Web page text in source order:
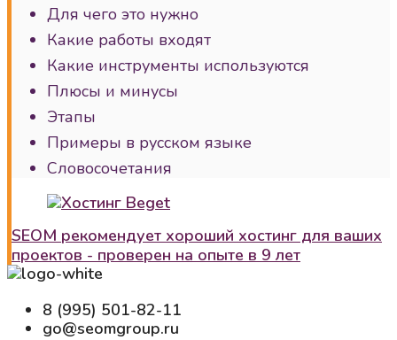
Для чего это нужно
Какие работы входят
Какие инструменты используются
Плюсы и минусы
Этапы
Примеры в русском языке
Словосочетания
SEOM рекомендует хороший хостинг для ваших
проектов - проверен на опыте в 9 лет
8 (995) 501-82-11
go@seomgroup.ru